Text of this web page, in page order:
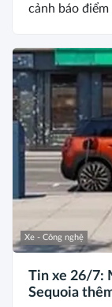
cảnh báo
Xe - Công nghệ
Tin xe 26/7:
Sequoia